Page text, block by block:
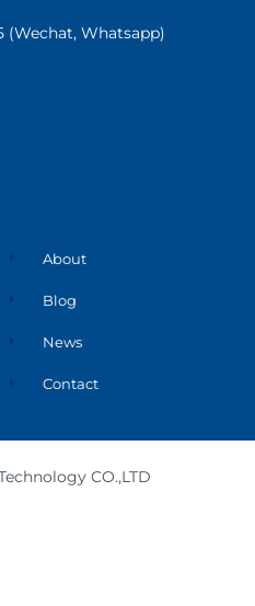
(Wechat, Whatsapp)
About
Blog
News
Contact
CO.,LTD